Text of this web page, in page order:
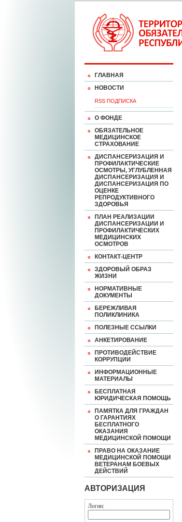
ГЛАВНАЯ
НОВОСТИ
RSS ПОДПИСКА
О ФОНДЕ
ОБЯЗАТЕЛЬНОЕ
МЕДИЦИНСКОЕ
СТРАХОВАНИЕ
ДИСПАНСЕРИЗАЦИЯ И
ПРОФИЛАКТИЧЕСКИЕ
ОСМОТРЫ, УГЛУБЛЕННАЯ
ДИСПАНСЕРИЗАЦИЯ И
ДИСПАНСЕРИЗАЦИЯ ПО
ОЦЕНКЕ
РЕПРОДУКТИВНОГО
ЗДОРОВЬЯ
ПЛАН РЕАЛИЗАЦИИ
ДИСПАНСЕРИЗАЦИИ И
ПРОФИЛАКТИЧЕСКИХ
МЕДИЦИНСКИХ
ОСМОТРОВ
КОНТАКТ-ЦЕНТР
ЗДОРОВЫЙ ОБРАЗ
ЖИЗНИ
НОРМАТИВНЫЕ
ДОКУМЕНТЫ
БЕРЕЖЛИВАЯ
ПОЛИКЛИНИКА
ПОЛЕЗНЫЕ ССЫЛКИ
АНКЕТИРОВАНИЕ
ПРОТИВОДЕЙСТВИЕ
КОРРУПЦИИ
ИНФОРМАЦИОННЫЕ
МАТЕРИАЛЫ
БЕСПЛАТНАЯ
ЮРИДИЧЕСКАЯ ПОМОЩЬ
ПАМЯТКА ДЛЯ ГРАЖДАН
О ГАРАНТИЯХ
БЕСПЛАТНОГО
ОКАЗАНИЯ
МЕДИЦИНСКОЙ ПОМОЩИ
ПРАВО НА ОКАЗАНИЕ
МЕДИЦИНСКОЙ ПОМОЩИ
ВЕТЕРАНАМ БОЕВЫХ
ДЕЙСТВИЙ
АВТОРИЗАЦИЯ
Логин: